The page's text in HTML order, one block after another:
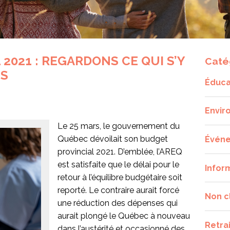
: REGARDONS CE QUI S’Y
Le 25 mars, le gouvernement du
Québec dévoilait son budget
provincial 2021. D’emblée, l’AREQ
est satisfaite que le délai pour le
retour à l’équilibre budgétaire soit
reporté. Le contraire aurait forcé
une réduction des dépenses qui
aurait plongé le Québec à nouveau
Non